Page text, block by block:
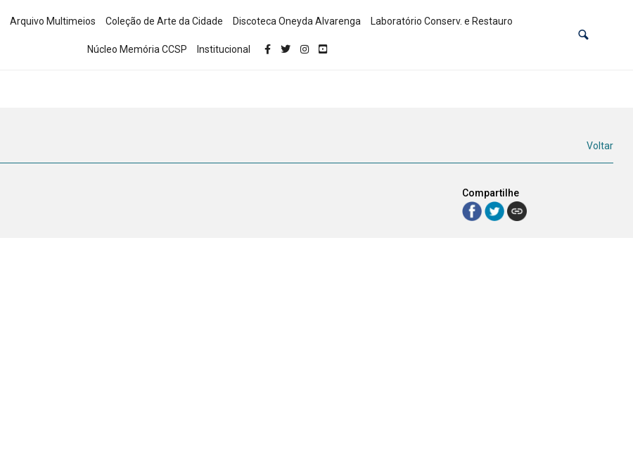
Arquivo Multimeios Coleção de Arte da Cidade Discoteca Oneyda Alvarenga Laboratório Conserv. e Restauro
Núcleo Memória CCSP Institucional
Voltar
Compartilhe